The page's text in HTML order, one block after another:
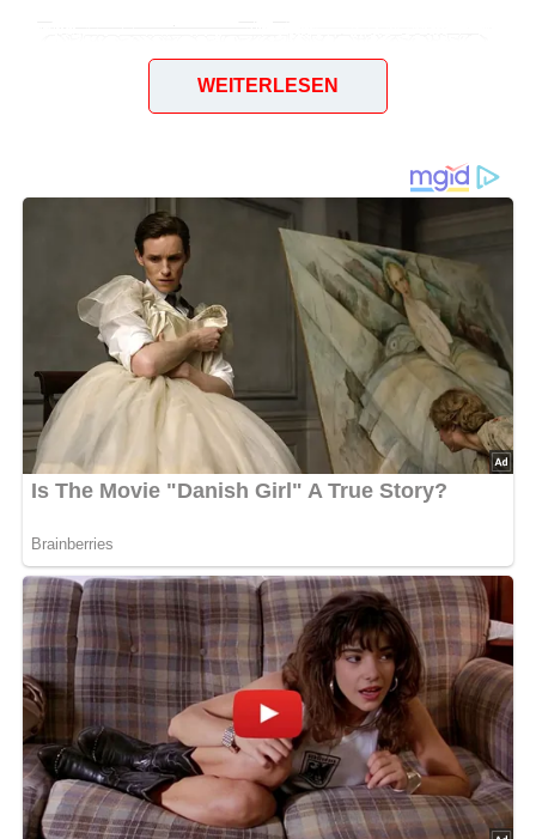
Eduard Just, Paunsdorf, Teichstr. 10
WEITERLESEN